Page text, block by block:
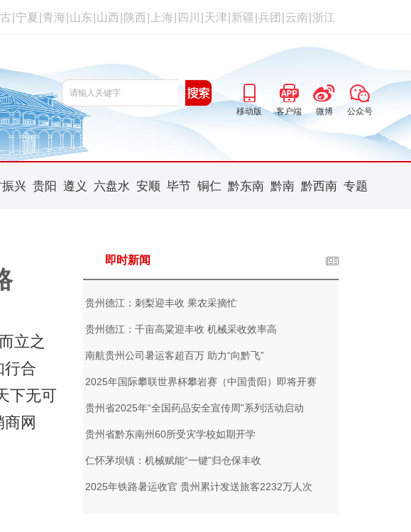
宁夏 青海 山东 山西 陕西 上海 四川 天津 新疆 兵团 云南 浙江
移动版 客户端 微博 公众号
振兴 贵阳 遵义 六盘水 安顺 毕节 铜仁 黔东南 黔南 黔西南 专题
立之
行合
下无可
网
即时新闻
贵州德江：刺梨迎丰收 果农采摘忙
贵州德江：千亩高粱迎丰收 机械采收效率高
南航贵州公司暑运客超百万 助力“向黔飞”
2025年国际攀联世界杯攀岩赛（中国贵阳）即将开赛
贵州省2025年“全国药品安全宣传周”系列活动启动
贵州省黔东南州60所受灾学校如期开学
仁怀茅坝镇：机械赋能“一键”归仓保丰收
2025年铁路暑运收官 贵州累计发送旅客2232万人次